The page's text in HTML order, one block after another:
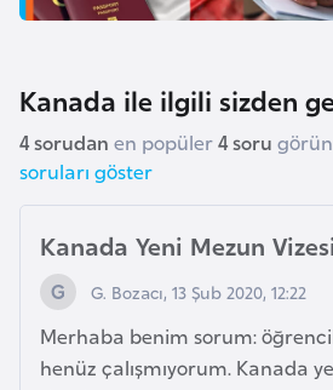
Kanada ile ilgili sizden
4 sorudan en popüler4 soru
soruları göster
Kanada Yeni Mezun
G. Bozacı, 13 Şub 2020, 12:22
Merhaba benim sorum:
henüz çalışmıyorum. Kanada
F
o
Ç
a
d
Ç
e
k